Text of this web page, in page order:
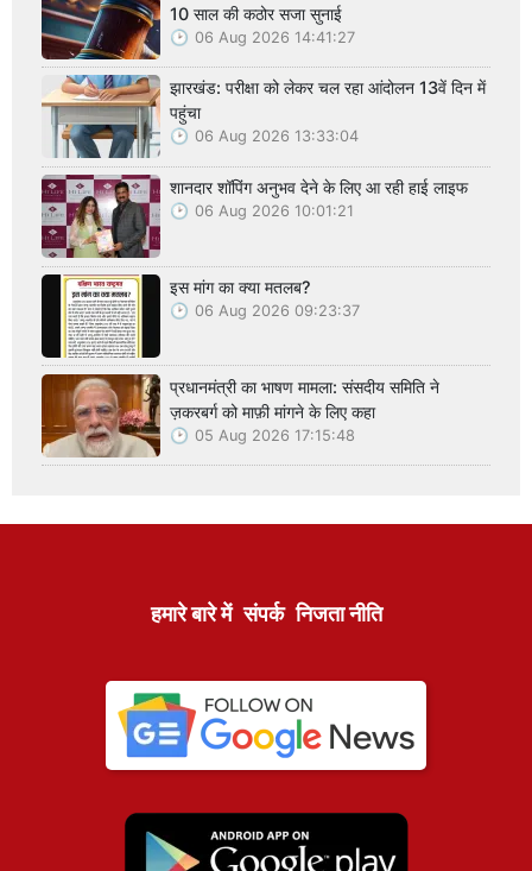
10 साल की कठोर सजा सुनाई
06 Aug 2026 14:41:27
झारखंड: परीक्षा को लेकर चल रहा आंदोलन 13वें दिन में
पहुंचा
06 Aug 2026 13:33:04
शानदार शॉपिंग अनुभव देने के लिए आ रही हाई लाइफ
06 Aug 2026 10:01:21
इस मांग का क्या मतलब?
06 Aug 2026 09:23:37
प्रधानमंत्री का भाषण मामला: संसदीय समिति ने
ज़करबर्ग को माफ़ी मांगने के लिए कहा
05 Aug 2026 17:15:48
हमारे बारे में संपर्क निजता नीति